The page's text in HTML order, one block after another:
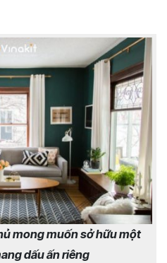
mong muốn sở hữu một
dấu ấn riêng